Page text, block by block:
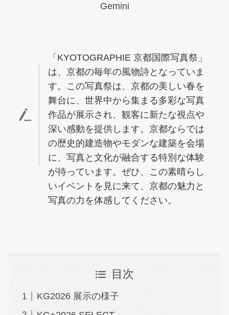
Gemini
「KYOTOGRAPHIE 京都国際写真祭」
は、京都の毎年の風物詩となっていま
す。この写真祭は、京都の美しい春を
舞台に、世界中から集まる多彩な写真
作品が展示され、観客に新たな視点や
深い感動を提供します。京都ならでは
の歴史的建造物やモダンな建築を会場
に、写真と文化が融合する特別な体験
が待っています。ぜひ、この素晴らし
いイベントを見に来て、京都の魅力と
写真の力を体感してください。
目次
KG2026 展示の様子